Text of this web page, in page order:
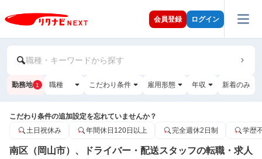
会員登録 ログイン
職種・キーワードから探す
勤務地 1 職種 こだわり条件 雇用形態 年収 新着のみ
こだわり条件の追加設定を忘れていませんか？
土日祝休み
年間休日120日以上 完全週休2日制 学歴
南区（岡山市）、ドライバー・配送スタッフの転職・求人